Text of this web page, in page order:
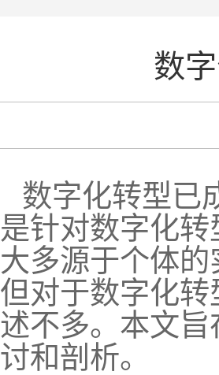
数
数字化转型已
是针对数字化
大多源于个体
但对于数字化
述不多。本文
讨和剖析。